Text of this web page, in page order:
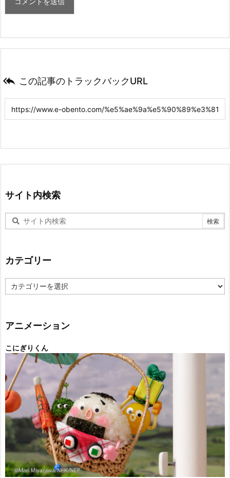
 この記事のトラックバックURL
サイト内検索
カテゴリー
テ
ー
アニメーション
こにぎりくん